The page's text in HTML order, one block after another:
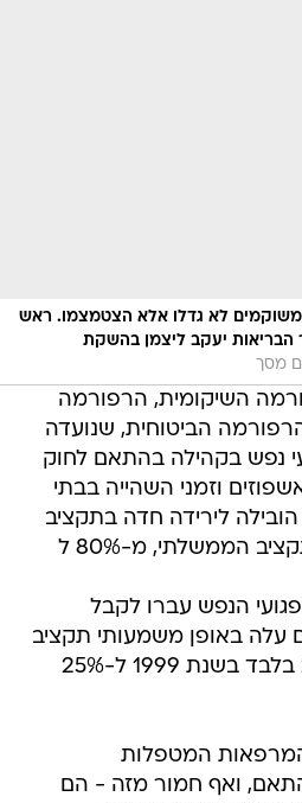
לא גדלו אלא הצטמצמו. ראש
הבריאות יעקב ליצמן בהשקת
מסך
השיקומית, הרפורמה
הביטוחית, שנועדה
נפש בקהילה בהתאם לחוק
האשפוזים וזמני השהייה בבתי
לירידה חדה בתקציב
האשפוז מתוך כלל התקציב הממשלתי, מ-80% ל
הנפש עברו לקבל
עלה באופן משמעותי תקציב
שירותי השיקום, מ-2% בלבד בשנת 1999 ל-25%
המרפאות המטפלות
ואף חמור מזה - הם